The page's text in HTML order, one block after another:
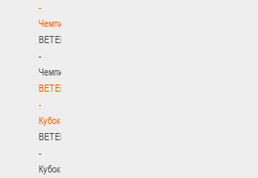
-
Чемпионат
BETERA
-
Чемпионат
BETERA
-
Кубок
BETERA
-
Кубок